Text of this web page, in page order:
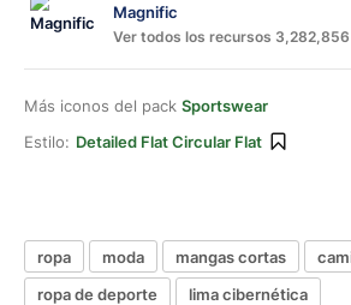
Magnific
Ver todos los recursos 3,282,856
Más iconos del pack Sportswear
Estilo: Detailed Flat Circular Flat
ropa moda mangas cortas
ropa de deporte
lima cibernética